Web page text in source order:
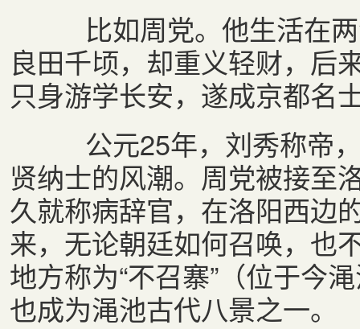
比如周党。他生活在两
良田千顷，却重义轻财，后
只身游学长安，遂成京都名
公元25年，刘秀称帝，
贤纳士的风潮。周党被接至
久就称病辞官，在洛阳西边
来，无论朝廷如何召唤，也
地方称为“不召寨”（位于今
也成为渑池古代八景之一。